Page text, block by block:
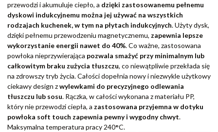
przewodzi i akumuluje ciepło, a dzięki zastosowanemu pełnemu
dyskowi indukcyjnemu można jej używać na wszystkich
rodzajach kuchenek, w tym na płytach indukcyjnych. Użyty dysk,
dzięki pełnemu przewodzeniu magnetycznemu, zapewnia lepsze
wykorzystanie energii nawet do 40%. Co ważne, zastosowana
powłoka nieprzywierająca pozwala smażyć przy minimalnym lub
całkowitym braku zużycia tłuszczu, co niewątpliwie przekłada się
na zdrowszy tryb życia. Całości dopełnia nowy i niezwykle użytkowy
ciekawy design zwylewkami do precyzyjnego odlewania
tłuszczu lub sosu. Rączka, w całości wykonana z materiału PP,
który nie przewodzi ciepła, a zastosowana przyjemna w dotyku
powłoka soft touch zapewnia pewny i wygodny chwyt.
Maksymalna temperatura pracy 240°C.